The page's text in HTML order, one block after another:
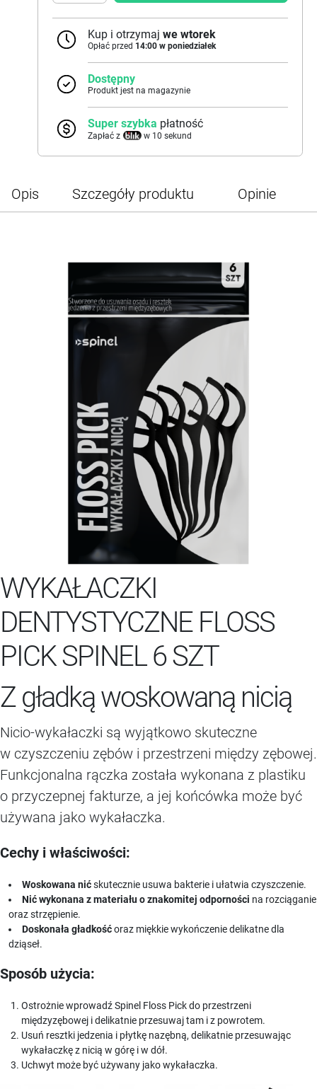
Kup i otrzymaj we wtorek
Opłać przed 14:00 w poniedziałek
Dostępny
Produkt jest na magazynie
Super szybka płatność
Zapłać z w 10 sekund
Opis Szczegóły produktu Opinie
WYKAŁACZKI
DENTYSTYCZNE FLOSS
PICK SPINEL 6 SZT
Z gładką woskowaną nicią
Nicio-wykałaczki są wyjątkowo skuteczne
w czyszczeniu zębów i przestrzeni między zębowej.
Funkcjonalna rączka została wykonana z plastiku
o przyczepnej fakturze, a jej końcówka może być
używana jako wykałaczka.
Cechy i właściwości:
Woskowana nićskutecznie usuwa bakterie i ułatwia czyszczenie.
Nić wykonana z materiału o znakomitej odporności na rozciąganie
oraz strzępienie.
Doskonała gładkośćoraz miękkie wykończenie delikatne dla
dziąseł.
Sposób użycia:
Ostrożnie wprowadź Spinel Floss Pick do przestrzeni
międzyzębowej i delikatnie przesuwaj tam i z powrotem.
Usuń resztki jedzenia i płytkę nazębną, delikatnie przesuwając
wykałaczkę z nicią w górę i w dół.
Uchwyt może być używany jako wykałaczka.